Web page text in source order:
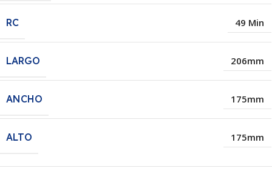
RC 49 Min
LARGO 206mm
ANCHO 175mm
ALTO 175mm